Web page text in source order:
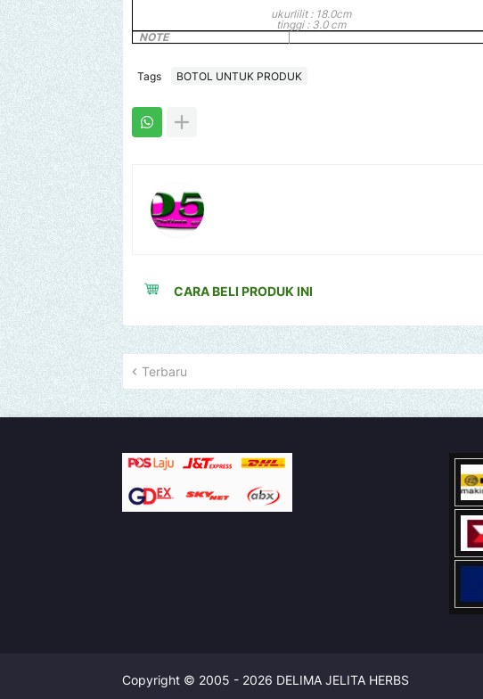
ukurlilit : 18.0cm
tinggi : 3.0 cm
NOTE
Tags BOTOL UNTUK PRODUK
CARA BELI PRODUK INI
Terbaru
Copyright © 2005 - 2026 DELIMA JELITA HERBS